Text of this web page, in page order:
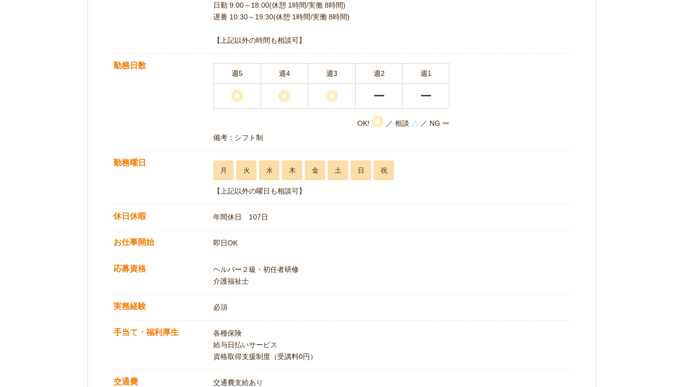
日勤 9:00～18:00(休憩 1時間/実働 8時間)
遅番 10:30～19:30(休憩 1時間/実働 8時間)
【上記以外の時間も相談可】
勤務日数
週5 週4 週3 週2 週1
◎ ◎ ◎ ー ー
OK! ◎ ／ 相談 △ ／ NG ー
備考：シフト制
勤務曜日
月 火 水 木 金 土 日 祝
【上記以外の曜日も相談可】
休日休暇 年間休日 107日
お仕事開始 即日OK
応募資格
ヘルパー２級・初任者研修
介護福祉士
実務経験 必須
手当て・福利厚生
各種保険
給与日払いサービス
資格取得支援制度（受講料0円）
交通費
交通費支給あり